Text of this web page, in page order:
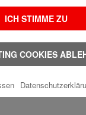
2026 0
ICH STIMME ZU
COOKIES